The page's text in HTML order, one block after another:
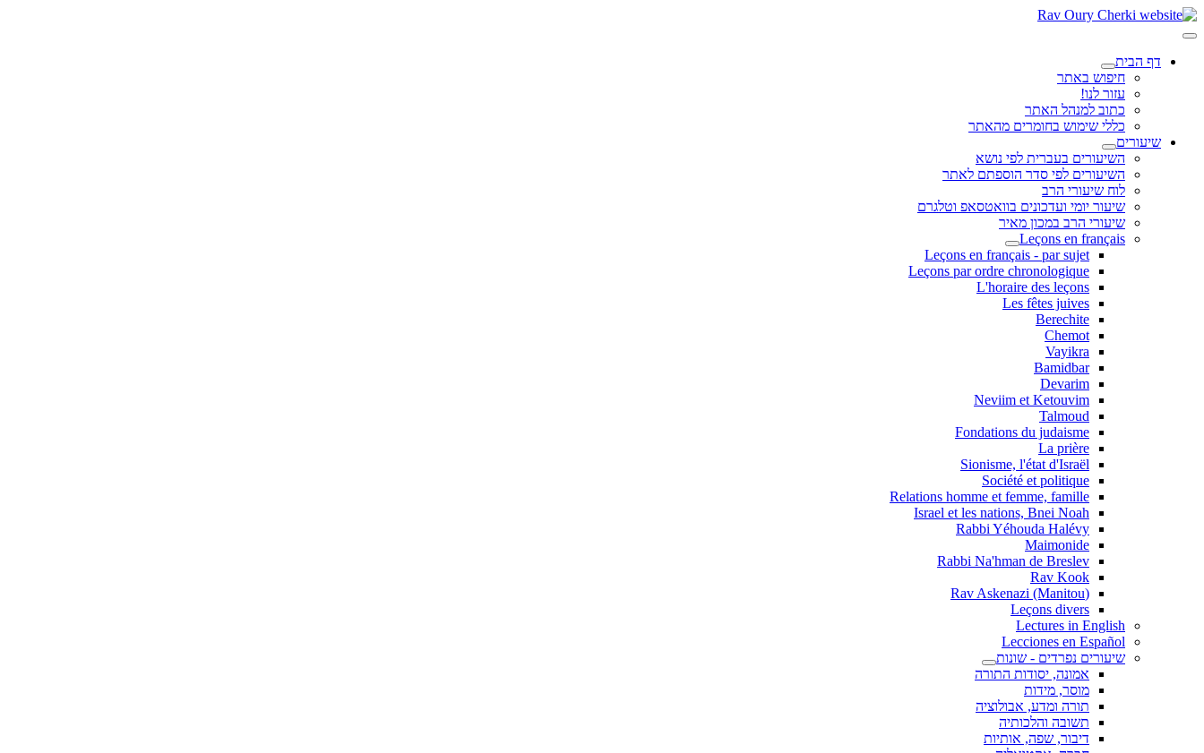
דף הבית
חיפוש באתר
עזור לנו!
כתוב למנהל האתר
כללי שימוש בחומרים מהאתר
שיעורים
השיעורים בעברית לפי נושא
השיעורים לפי סדר הוספתם לאתר
לוח שיעורי הרב
שיעור יומי ועדכונים בוואטסאפ וטלגרם
שיעורי הרב במכון מאיר
Leçons en français
Leçons en français - par sujet
Leçons par ordre chronologique
L'horaire des leçons
Les fêtes juives
Berechite
Chemot
Vayikra
Bamidbar
Devarim
Neviim et Ketouvim
Talmoud
Fondations du judaisme
La prière
Sionisme, l'état d'Israël
Société et politique
Relations homme et femme, famille
Israel et les nations, Bnei Noah
Rabbi Yéhouda Halévy
Maimonide
Rabbi Na'hman de Breslev
Rav Kook
(Rav Askenazi (Manitou
Leçons divers
Lectures in English
Lecciones en Español
שיעורים נפרדים - שונות
אמונה, יסודות התורה
מוסר, מידות
תורה ומדע, אבולוציה
תשובה והלכותיה
דיבור, שפה, אותיות